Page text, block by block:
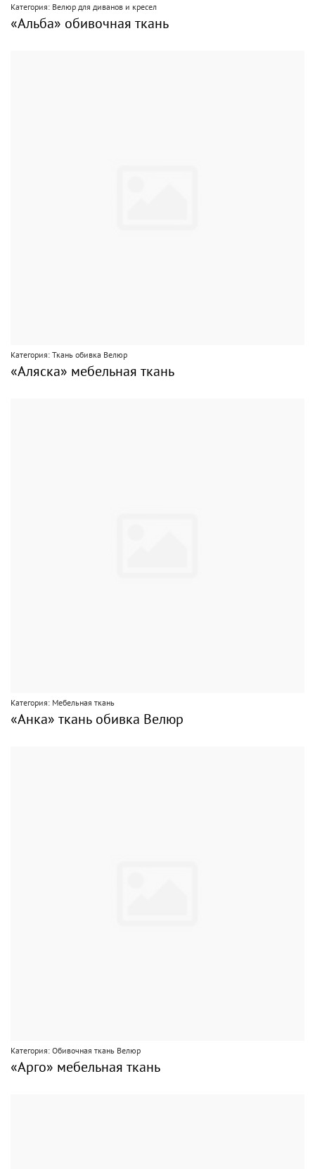
Категория: Велюр для диванов и кресел
«Альба» обивочная ткань
Категория: Ткань обивка Велюр
«Аляска» мебельная ткань
Категория: Мебельная ткань
«Анка» ткань обивка Велюр
Категория: Обивочная ткань Велюр
«Арго» мебельная ткань